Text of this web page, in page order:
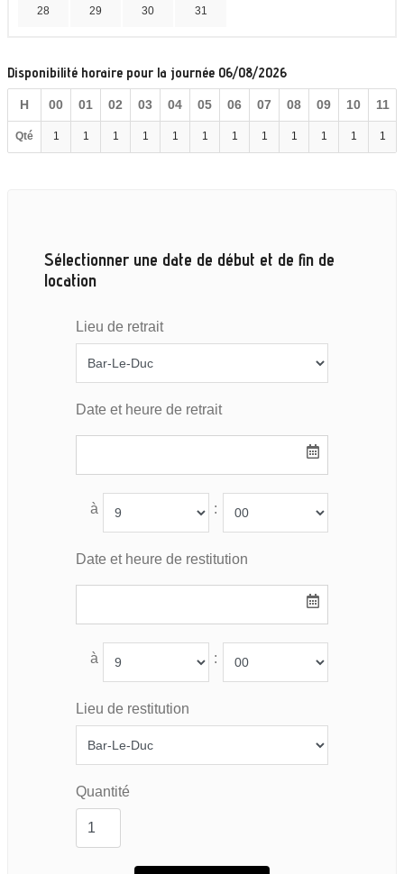
28 29 30 31
Disponibilité horaire pour la journée 06/08/2026
H 00 01 02 03 04 05 06 07 08 09 10 11
Qté 1 1 1 1 1 1 1 1 1 1 1 1
Sélectionner une date de début et de fin de
location
Lieu de retrait
Date et heure de retrait
à :
Date et heure de restitution
à :
Lieu de restitution
Quantité